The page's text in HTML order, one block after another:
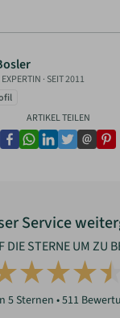
· SEIT 2011
ARTIKEL TEILEN
facebook
whatsapp
linkedin
twitter
email
Service
DIE STERNE UM ZU
5 Sternen •511